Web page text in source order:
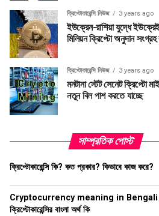
ক্রিপ্টোকারেন্সি নিউজ 3 years ago
ইউক্রেন-রাশিয়া যুদ্ধে
মিলিয়ন ক্রিপ্টো অনুদান
ক্রিপ্টোকারেন্সি নিউজ 3 years ago
মনটানা স্টেট সেনেট ক্রিপ্টো
নতুন বিল পাশ করতে যাচ্ছে
সাম্প্রতিক পোস্ট
ক্রিপ্টোকারেন্সি কি? কত প্রকার? কিভাবে কাজ করে?
Cryptocurrency meaning in Bengali
ক্রিপ্টোকারেন্সির বাংলা অর্থ কি